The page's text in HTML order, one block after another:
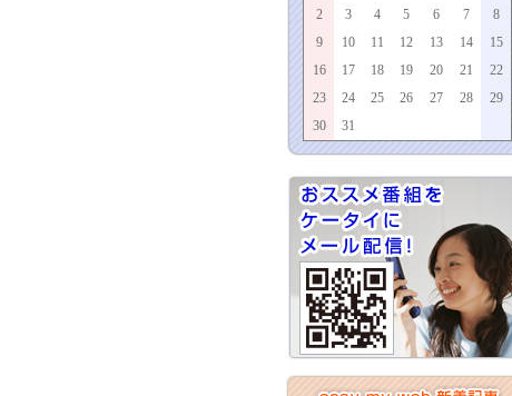
2
3 4 5 6 7
8
9
10 11 12 13 14
15
16
17 18 19 20 21
22
23
24 25 26 27 28
29
30
31